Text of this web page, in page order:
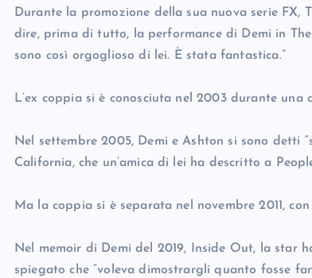
Durante la promozione della sua nuova serie FX,
dire, prima di tutto, la performance di Demi in
sono così orgoglioso di lei. È stata fantastica.”
L’ex coppia si è conosciuta nel 2003 durante
Nel settembre 2005, Demi e Ashton si sono detti
California, che un’amica di lei ha descritto a
Ma la coppia si è separata nel novembre 2011,
Nel memoir di Demi del 2019, Inside Out, la star
spiegato che “voleva dimostrargli quanto fosse